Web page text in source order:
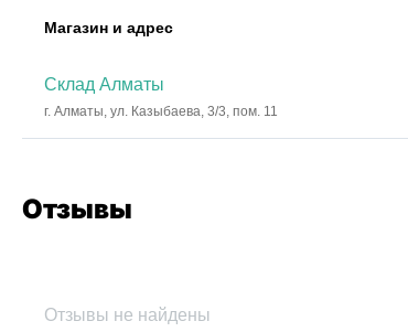
Магазин и адрес
Склад Алматы
г. Алматы, ул. Казыбаева, 3/3, пом. 11
Отзывы
Отзывы не найдены